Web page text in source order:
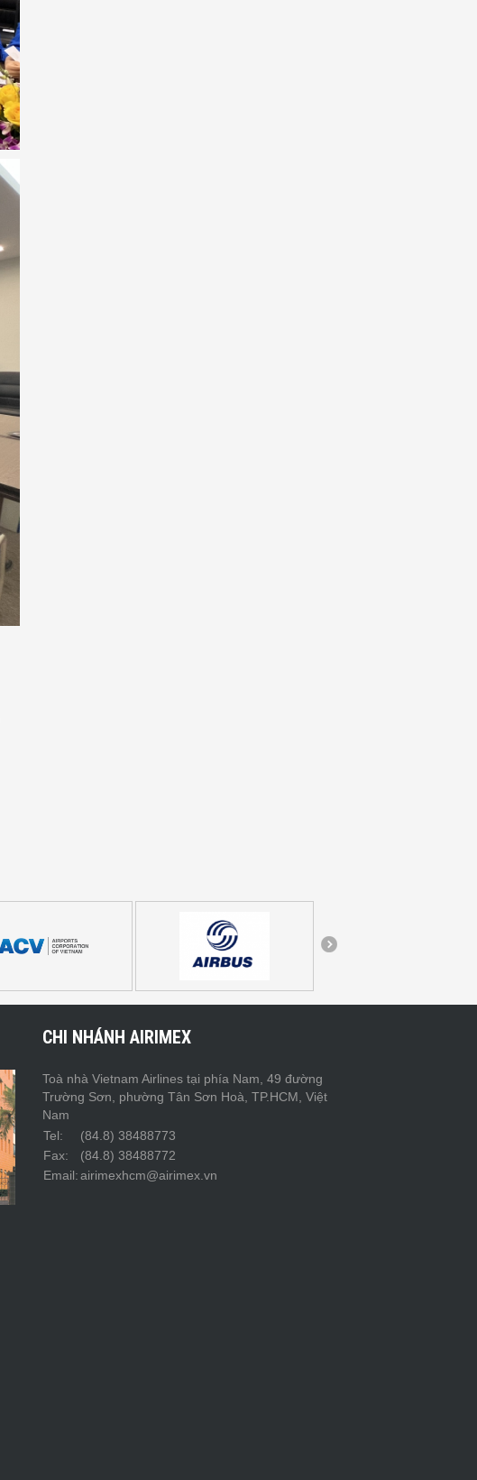
CHI NHÁNH AIRIMEX
Toà nhà Vietnam Airlines tại phía Nam, 49 đường
Trường Sơn, phường Tân Sơn Hoà, TP.HCM, Việt
Nam
Tel:
(84.8) 38488773
Fax:
(84.8) 38488772
Email:airimexhcm@airimex.vn